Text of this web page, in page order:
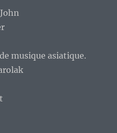
musique asiatique.